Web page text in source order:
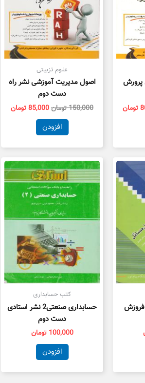
پرورش
تومان
علوم تزبیتی
اصول مدیریت آموزشی نشر راه
دست دوم
150,000تومان85,000تومان
افزودن
حسابداری پیشرفته2 فروزش
کتب حسابداری
حسابداری صنعتی2 نشر استادی
دست دوم
100,000 تومان
افزودن